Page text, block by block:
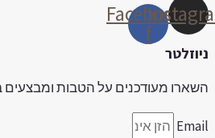
Facebook-
f
מעודכנים על הטבות ומבצעים